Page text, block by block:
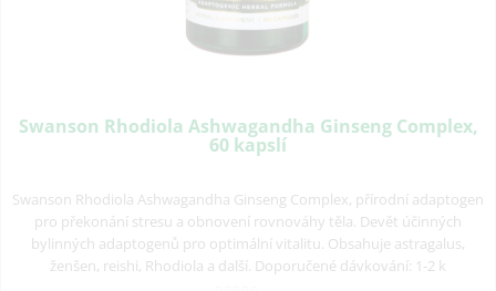
Swanson Rhodiola Ashwagandha Ginseng Complex,
60 kapslí
Swanson Rhodiola Ashwagandha Ginseng Complex, přírodní adaptogen
pro překonání stresu a obnovení rovnováhy těla. Devět účinných
bylinných adaptogenů pro optimální vitalitu. Obsahuje astragalus,
ženšen, reishi, Rhodiola a další. Doporučené dávkování: 1-2 k